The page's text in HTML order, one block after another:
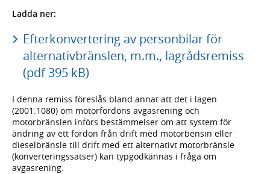
Ladda ner:
Efterkonvertering av personbilar för
alternativbränslen, m.m., lagrådsremiss
(pdf 395 kB)
I denna remiss föreslås bland annat att det i lagen
(2001:1080) om motorfordons avgasrening och
motorbränslen införs bestämmelser om att system för
ändring av ett fordon från drift med motorbensin eller
dieselbränsle till drift med ett alternativt motorbränsle
(konverteringssatser) kan typgodkännas i fråga om
avgasrening.